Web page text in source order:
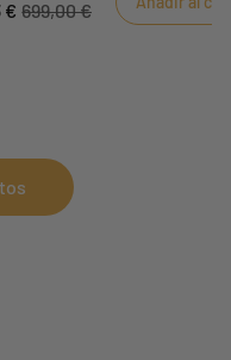
cm,
€ 699,00 €
caracterizan a
cama es el